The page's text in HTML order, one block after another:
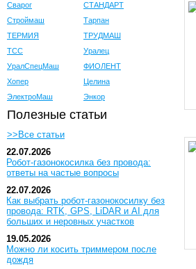
Сварог
СТАНДАРТ
Строймаш
Тарпан
ТЕРМИЯ
ТРУДМАШ
ТСС
Уралец
УралСпецМаш
ФИОЛЕНТ
Хопер
Целина
ЭлектроМаш
Энкор
Полезные статьи
>>Все статьи
22.07.2026
Робот-газонокосилка без провода:
ответы на частые вопросы
22.07.2026
Как выбрать робот-газонокосилку без
провода: RTK, GPS, LiDAR и AI для
больших и неровных участков
19.05.2026
Можно ли косить триммером после
дождя